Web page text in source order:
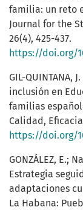
familia: un reto
Journal for the
26(4), 425-437.
https://doi.org/
GIL-QUINTANA,
inclusión en
familias
Calidad,
https://doi.org/
GONZÁLEZ, E.;
Estrategia
adaptaciones
La Habana: